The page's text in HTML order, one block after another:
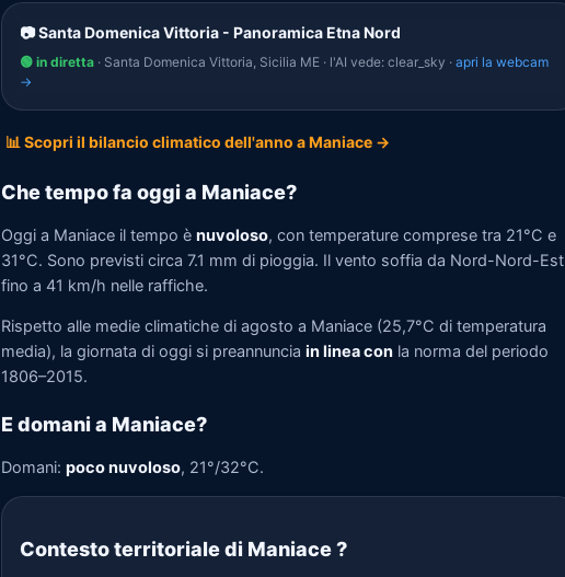
📷 Santa Domenica Vittoria - Panoramica Etna Nord
🟢 in diretta · Santa Domenica Vittoria, Sicilia ME · l'AI vede: clear_sky · apri la webcam
→
📊 Scopri il bilancio climatico dell'anno a Maniace →
Che tempo fa oggi a Maniace?
Oggi a Maniace il tempo è nuvoloso, con temperature comprese tra 21°C e
31°C. Sono previsti circa 7.1 mm di pioggia. Il vento soffia da Nord-Nord-Est
fino a 41 km/h nelle raffiche.
Rispetto alle medie climatiche di agosto a Maniace (25,7°C di temperatura
media), la giornata di oggi si preannuncia in linea con la norma del periodo
1806–2015.
E domani a Maniace?
Domani: poco nuvoloso, 21°/32°C.
Contesto territoriale di Maniace?